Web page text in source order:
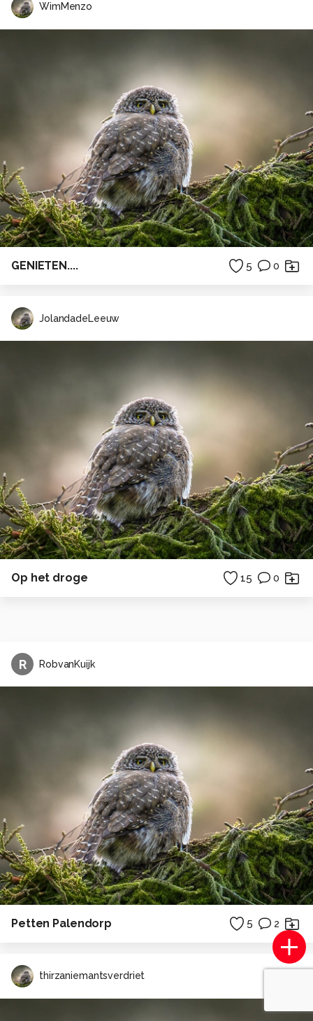
WimMenzo
GENIETEN.... 5 0
JolandadeLeeuw
Op het droge 15 0
R RobvanKuijk
Petten Palendorp 5 2
thirzaniemantsverdriet